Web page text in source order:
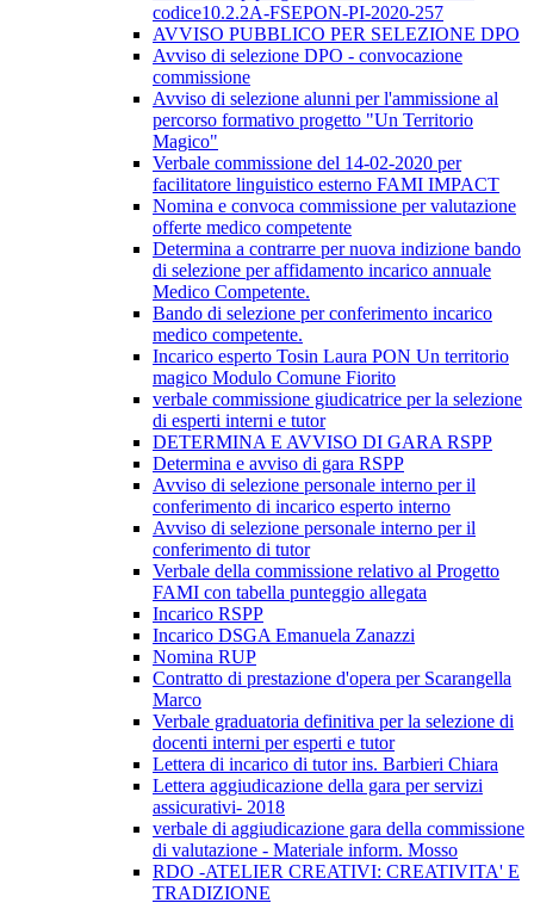
codice10.2.2A-FSEPON-PI-2020-257
AVVISO PUBBLICO PER SELEZIONE DPO
Avviso di selezione DPO - convocazione
commissione
Avviso di selezione alunni per l'ammissione al
percorso formativo progetto "Un Territorio
Magico"
Verbale commissione del 14-02-2020 per
facilitatore linguistico esterno FAMI IMPACT
Nomina e convoca commissione per valutazione
offerte medico competente
Determina a contrarre per nuova indizione bando
di selezione per affidamento incarico annuale
Medico Competente.
Bando di selezione per conferimento incarico
medico competente.
Incarico esperto Tosin Laura PON Un territorio
magico Modulo Comune Fiorito
verbale commissione giudicatrice per la selezione
di esperti interni e tutor
DETERMINA E AVVISO DI GARA RSPP
Determina e avviso di gara RSPP
Avviso di selezione personale interno per il
conferimento di incarico esperto interno
Avviso di selezione personale interno per il
conferimento di tutor
Verbale della commissione relativo al Progetto
FAMI con tabella punteggio allegata
Incarico RSPP
Incarico DSGA Emanuela Zanazzi
Nomina RUP
Contratto di prestazione d'opera per Scarangella
Marco
Verbale graduatoria definitiva per la selezione di
docenti interni per esperti e tutor
Lettera di incarico di tutor ins. Barbieri Chiara
Lettera aggiudicazione della gara per servizi
assicurativi- 2018
verbale di aggiudicazione gara della commissione
di valutazione - Materiale inform. Mosso
RDO -ATELIER CREATIVI: CREATIVITA' E
TRADIZIONE